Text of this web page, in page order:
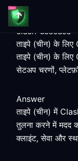
clash-usecase
ताइपे (चीन) के लिए
ताइपे (चीन) के
सेटअप चरणों,
Answer
ताइपे (चीन) में
तुलना करने में मदद
क्लाइंट, सेवा और